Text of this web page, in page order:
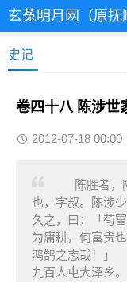
玄菟明月网（原抚
史记
卷四十八 陈涉世
2012-07-18 00:00
陈胜者，阳
也，字叔。陈涉
久之，曰：「苟
为庸耕，何富贵
鸿鹄之志哉！」
九百人屯大泽乡